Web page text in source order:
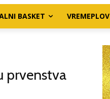
BASKET VREMEPLOV
prvenstva